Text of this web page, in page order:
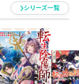
の属性に偏りな
“魂の浄化を進め
十分！
いたる鳥海山の
なく攻略してい
シリーズ一覧